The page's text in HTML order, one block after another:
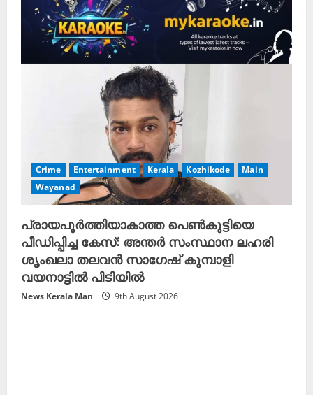
Crime Entertainment Kerala Kozhikode
Main
Wayanad
പ്രായപൂർത്തിയാകാത്ത പെൺകുട്ടിയെ
പീഡിപ്പിച്ച കേസ്: അന്തർ സംസ്ഥാന ലഹരി
ശൃംഖലാ തലവൻ സാഗേഷ് കുമ്പാളി
വയനാട്ടിൽ പിടിയിൽ
News Kerala Man 9th August 2026